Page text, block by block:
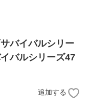
バイバルシリー
バルシリーズ47
追加する